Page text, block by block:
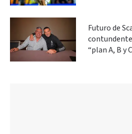
Futuro de
contundente
“plan A, B y